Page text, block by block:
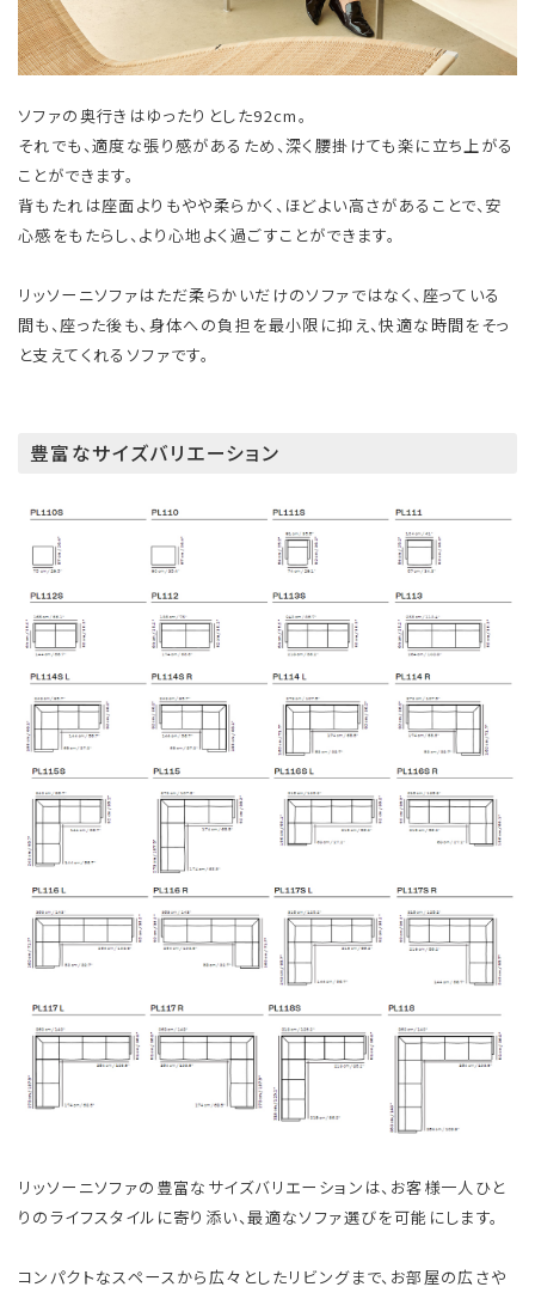
ソファの奥行きはゆったりとした92cm。
それでも、適度な張り感があるため、深く腰掛けても楽に立ち上がる
ことができます。
背もたれは座面よりもやや柔らかく、ほどよい高さがあることで、安
心感をもたらし、より心地よく過ごすことができます。
リッソーニソファはただ柔らかいだけのソファではなく、座っている
間も、座った後も、身体への負担を最小限に抑え、快適な時間をそっ
と支えてくれるソファです。
豊富なサイズバリエーション
リッソーニソファの豊富なサイズバリエーションは、お客様一人ひと
りのライフスタイルに寄り添い、最適なソファ選びを可能にします。
コンパクトなスペースから広々としたリビングまで、お部屋の広さや